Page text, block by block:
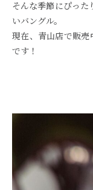
そんな季節にぴった
いバングル。
現在、青山店で販
です！